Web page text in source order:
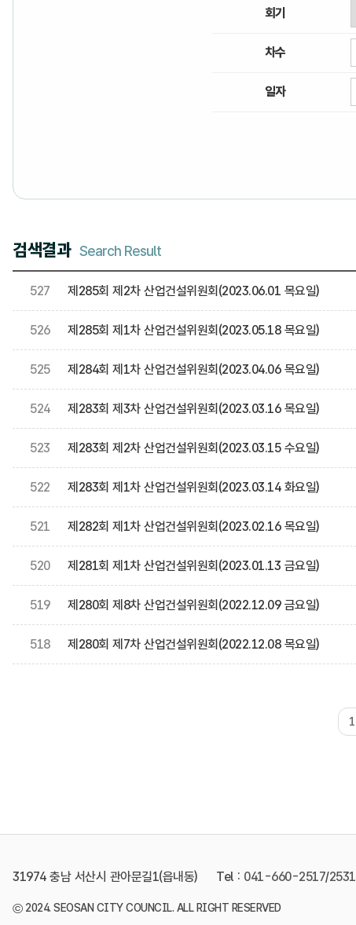
회기
차수
일자
검색결과 Search Result
527 제285회 제2차 산업건설위원회(2023.06.01 목요일)
526 제285회 제1차 산업건설위원회(2023.05.18 목요일)
525 제284회 제1차 산업건설위원회(2023.04.06 목요일)
524 제283회 제3차 산업건설위원회(2023.03.16 목요일)
523 제283회 제2차 산업건설위원회(2023.03.15 수요일)
522 제283회 제1차 산업건설위원회(2023.03.14 화요일)
521 제282회 제1차 산업건설위원회(2023.02.16 목요일)
520 제281회 제1차 산업건설위원회(2023.01.13 금요일)
519 제280회 제8차 산업건설위원회(2022.12.09 금요일)
518 제280회 제7차 산업건설위원회(2022.12.08 목요일)
1
31974 충남 서산시 관아문길1(읍내동) Tel : 041-660-2517/2531
©2024. SEOSAN CITY COUNCIL. ALL RIGHT RESERVED